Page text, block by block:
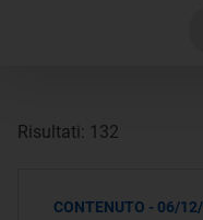
Risultati: 132
CONTENUTO - 06/